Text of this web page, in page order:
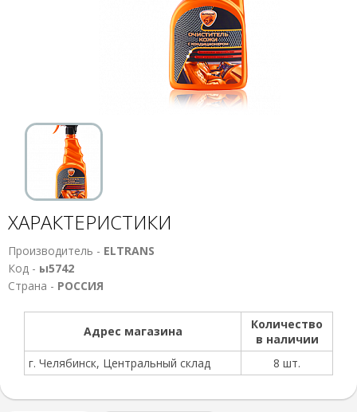
ХАРАКТЕРИСТИКИ
Производитель - ELTRANS
Код - ы5742
Страна - РОССИЯ
Адрес магазина
Количество
в наличии
г. Челябинск, Центральный склад
8 шт.